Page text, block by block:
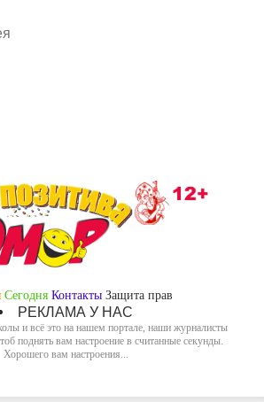
Сегодня Контакты Защита прав
РЕКЛАМА У НАС
и всё это на нашем портале, наши журналисты
поднять вам настроение в считанные секунды.
Хорошего вам настроения...